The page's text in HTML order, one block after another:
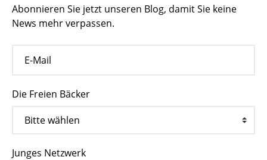
Abonnieren Sie jetzt unseren Blog, damit Sie keine
News mehr verpassen.
Die Freien Bäcker
Junges Netzwerk